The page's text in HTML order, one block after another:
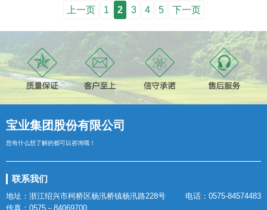
宝业集团股份有限公司
您有什么想了解的都可以咨询哦！
联系我们
地址：浙江绍兴市柯桥区杨汛桥镇杨汛路228号
传真：0575－84069700